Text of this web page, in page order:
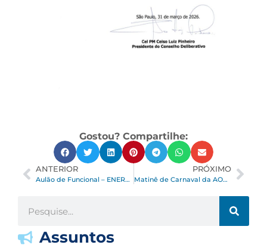
Gostou? Compartilhe:
ANTERIOR
Aulão de Funcional – ENERGIA QUE CONTAGIA!
PRÓXIMO
Matinê de Carnaval da AOPM arrecada 400 kg de alimentos para instituições da região
Assuntos